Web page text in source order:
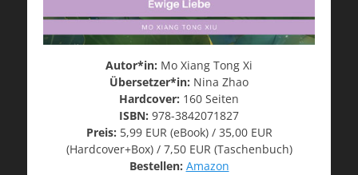
Autor*in: Mo Xiang Tong Xi
Übersetzer*in: Nina Zhao
Hardcover: 160 Seiten
ISBN: 978-3842071827
Preis: 5,99 EUR (eBook) / 35,00 EUR
(Hardcover+Box) / 7,50 EUR (Taschenbuch)
Bestellen: Amazon